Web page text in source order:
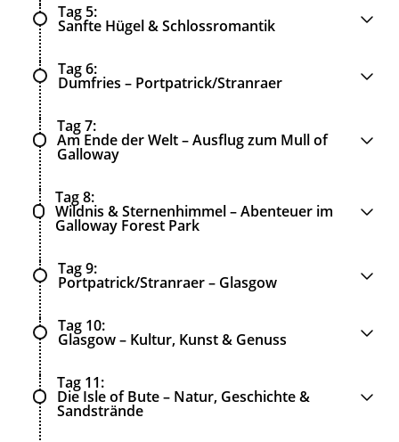
Tag 5
Sanfte Hügel & Schlossromantik
Tag 6
Dumfries – Portpatrick/Stranraer
Tag 7
Am Ende der Welt – Ausflug zum Mull of
Galloway
Tag 8
Wildnis & Sternenhimmel – Abenteuer im
Galloway Forest Park
Tag 9
Portpatrick/Stranraer – Glasgow
Tag 10
Glasgow – Kultur, Kunst & Genuss
Tag 11
Die Isle of Bute – Natur, Geschichte &
Sandstrände